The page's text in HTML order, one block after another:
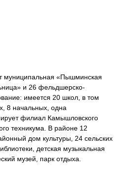
муниципальная «Пышминская
и 26 фельдшерско-
имеется 20 школ, в том
8 начальных, одна
филиал Камышловского
техникума. В районе 12
дом культуры, 24 сельских
детская музыкальная
музей, парк отдыха.